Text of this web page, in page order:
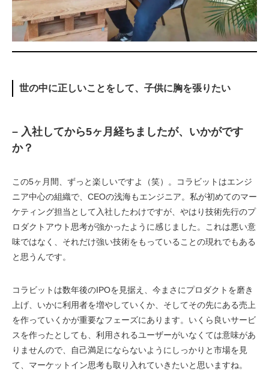
世の中に正しいことをして、子供に胸を張りたい
– 入社してから5ヶ月経ちましたが、いかがです
か？
この5ヶ月間、ずっと楽しいですよ（笑）。コラビットはエンジ
ニア中心の組織で、CEOの浅海もエンジニア。私が初めてのマー
ケティング担当として入社したわけですが、やはり技術先行のプ
ロダクトアウト思考が強かったように感じました。これは悪い意
味ではなく、それだけ強い技術をもっていることの現れでもある
と思うんです。
コラビットは数年後のIPOを見据え、今まさにプロダクトを磨き
上げ、いかに利用者を増やしていくか、そしてその先にある売上
を作っていくかが重要なフェーズにあります。いくら良いサービ
スを作ったとしても、利用されるユーザーがいなくては意味があ
りませんので、自己満足にならないようにしっかりと市場を見
て、マーケットイン思考も取り入れていきたいと思いますね。